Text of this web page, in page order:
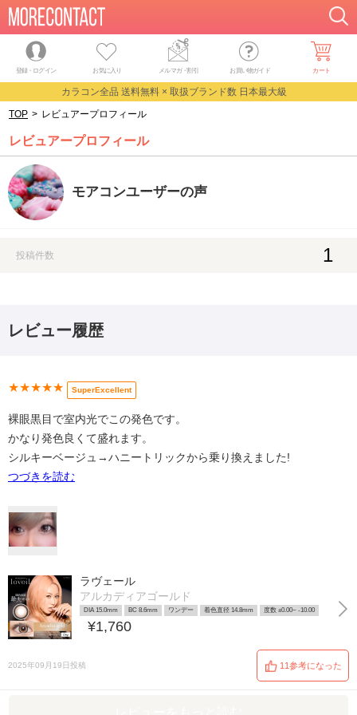
登録・ログイン お気に入り メルマガ・割引 お買い物ガイド カート
カラコン全品 送料無料 × 取扱ブランド数 日本最大級
TOP > レビュアープロフィール
レビュアープロフィール
モアコンユーザーの声
投稿件数 1
レビュー履歴
★★★★★ SuperExcellent
裸眼黒目で室内光でこの発色です。
かなり発色良くて盛れます。
シルキーベージュ→ハニートリックから乗り換えました!
つづきを読む
ラヴェール
アルカディアゴールド
DIA 15.0mm BC 8.6mm ワンデー 着色直径 14.8mm 度数 ±0.00~ -10.00
¥1,760
2025年09月19日投稿 11参考になった